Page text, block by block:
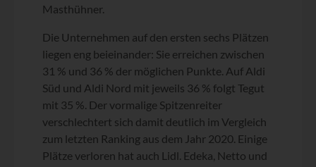
Masthühner.
Die Unternehmen auf den ersten sechs Plätzen
liegen eng beieinander: Sie erreichen zwischen
31 % und 36 % der möglichen Punkte. Auf Aldi
Süd und Aldi Nord mit jeweils 36 % folgt Tegut
mit 35 %. Der vormalige Spitzenreiter
verschlechtert sich damit deutlich im Vergleich
zum letzten Ranking aus dem Jahr 2020. Einige
Plätze verloren hat auch Lidl. Edeka, Netto und